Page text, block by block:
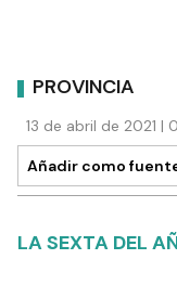
PROVINCIA
13 de abril de 2021
Añadir como
LA SEXTA DEL